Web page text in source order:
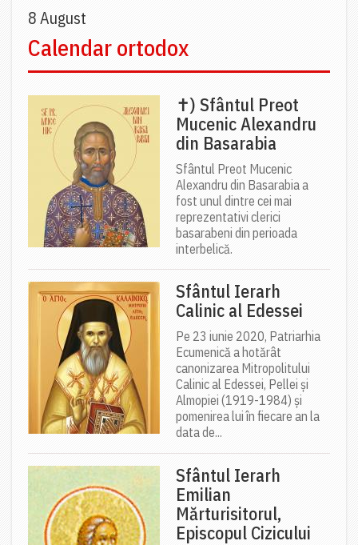
8 August
Calendar ortodox
✝) Sfântul Preot
Mucenic Alexandru
din Basarabia
Sfântul Preot Mucenic
Alexandru din Basarabia a
fost unul dintre cei mai
reprezentativi clerici
basarabeni din perioada
interbelică.
Sfântul Ierarh
Calinic al Edessei
Pe 23 iunie 2020, Patriarhia
Ecumenică a hotărât
canonizarea Mitropolitului
Calinic al Edessei, Pellei și
Almopiei (1919-1984) și
pomenirea lui în fiecare an la
data de...
Sfântul Ierarh
Emilian
Mărturisitorul,
Episcopul Cizicului